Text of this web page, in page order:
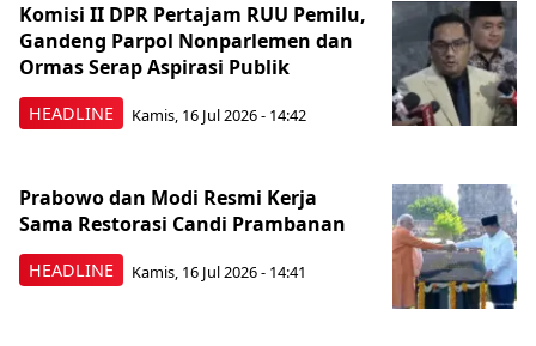
HEADLINE
Komisi II DPR Pertajam RUU Pemilu,
Gandeng Parpol Nonparlemen dan
Ormas Serap Aspirasi Publik
Kamis, 16 Jul 2026 - 14:42
HEADLINE
Prabowo dan Modi Resmi Kerja
Sama Restorasi Candi Prambanan
Kamis, 16 Jul 2026 - 14:41